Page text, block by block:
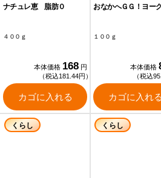
ナチュレ恵 脂肪０
４００ｇ
本体価格 168 円
（税込181.44円）
カゴに入れる
おなかへＧＧ！ヨー
１００ｇ
本体価格
（税込
カゴに入れる
くらし くらし